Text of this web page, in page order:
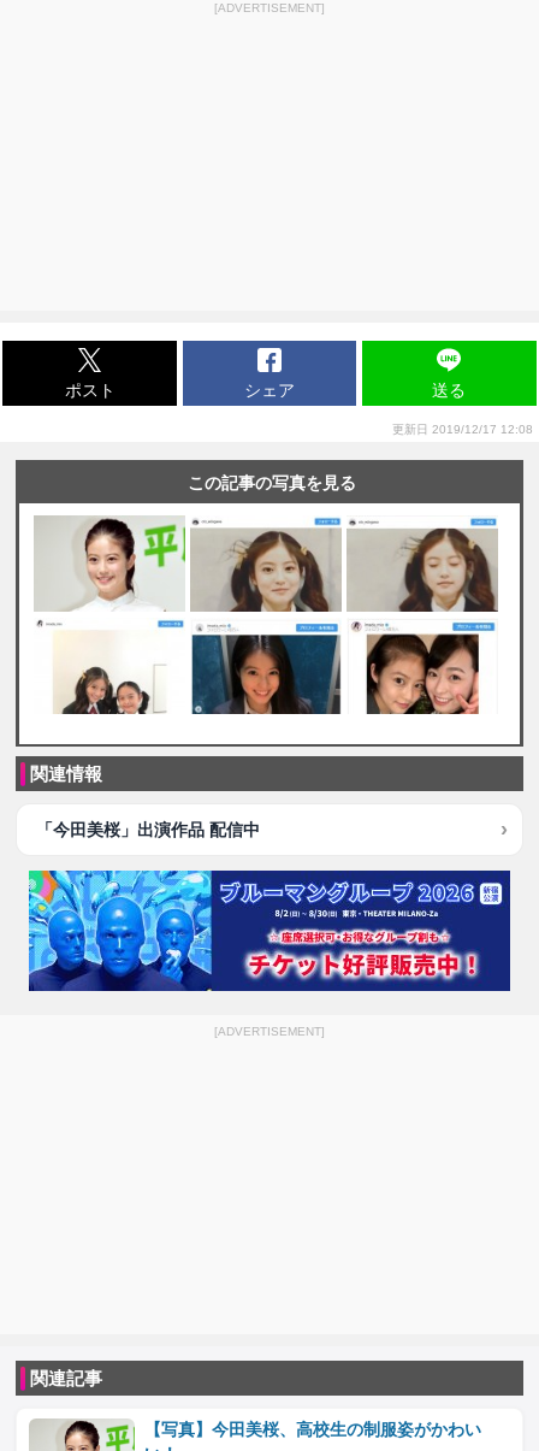
[ADVERTISEMENT]
ポスト シェア 送る
更新日 2019/12/17 12:08
この記事の写真を見る
関連情報
「今田美桜」出演作品 配信中
[ADVERTISEMENT]
関連記事
【写真】今田美桜、高校生の制服姿がかわい